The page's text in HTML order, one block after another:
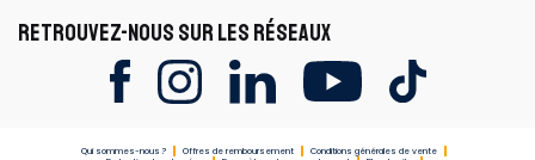
RETROUVEZ-NOUS SUR LES RÉSEAUX
Qui sommes-nous ? Offres de remboursement
Conditions générales de vente